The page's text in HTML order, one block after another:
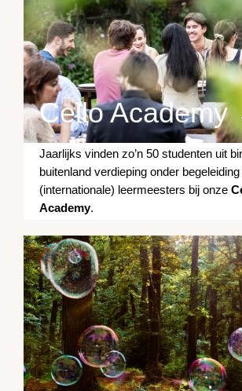
Cello
Jaarlijks vinden zo’n 50 studenten uit
buitenland verdieping onder
(internationale) leermeesters bij onze
Academy.